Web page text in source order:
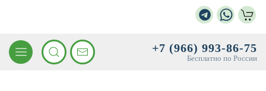
+7 (966) 993-86-75
Бесплатно по России